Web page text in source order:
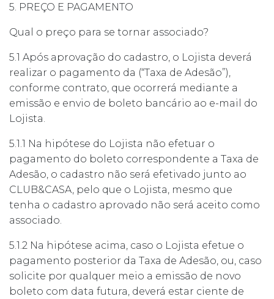
5. PREÇO E PAGAMENTO
Qual o preço para se tornar associado?
5.1 Após aprovação do cadastro, o Lojista deverá
realizar o pagamento da (“Taxa de Adesão”),
conforme contrato, que ocorrerá mediante a
emissão e envio de boleto bancário ao e-mail do
Lojista.
5.1.1 Na hipótese do Lojista não efetuar o
pagamento do boleto correspondente a Taxa de
Adesão, o cadastro não será efetivado junto ao
CLUB&CASA, pelo que o Lojista, mesmo que
tenha o cadastro aprovado não será aceito como
associado.
5.1.2 Na hipótese acima, caso o Lojista efetue o
pagamento posterior da Taxa de Adesão, ou, caso
solicite por qualquer meio a emissão de novo
boleto com data futura, deverá estar ciente de